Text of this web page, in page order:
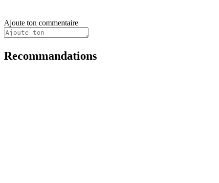
Ajoute ton commentaire
Recommandations